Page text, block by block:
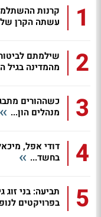
1
קרנות
עשתה הקרן
2
מהמדינה בגיל
3
כשההורים
מנהלים הון...
4
דודי אפל,
בחשד...
5
תביעה: בני זוג
בפרויקטים